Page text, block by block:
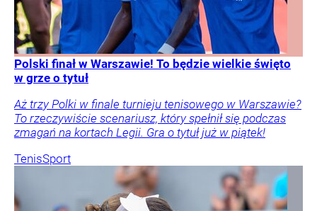
Polski finał w Warszawie! To będzie wielkie święto
w grze o tytuł
Aż trzy Polki w finale turnieju tenisowego w Warszawie?
To rzeczywiście scenariusz, który spełnił się podczas
zmagań na kortach Legii. Gra o tytuł już w piątek!
TenisSport